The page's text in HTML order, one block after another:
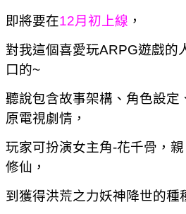
即將要在12月初上線 ，
對我這個喜愛玩ARPG遊戲的
口的~
聽說包含故事架構、角色設定
原電視劇情，
玩家可扮演女主角-花千骨，
修仙，
到獲得洪荒之力妖神降世的種